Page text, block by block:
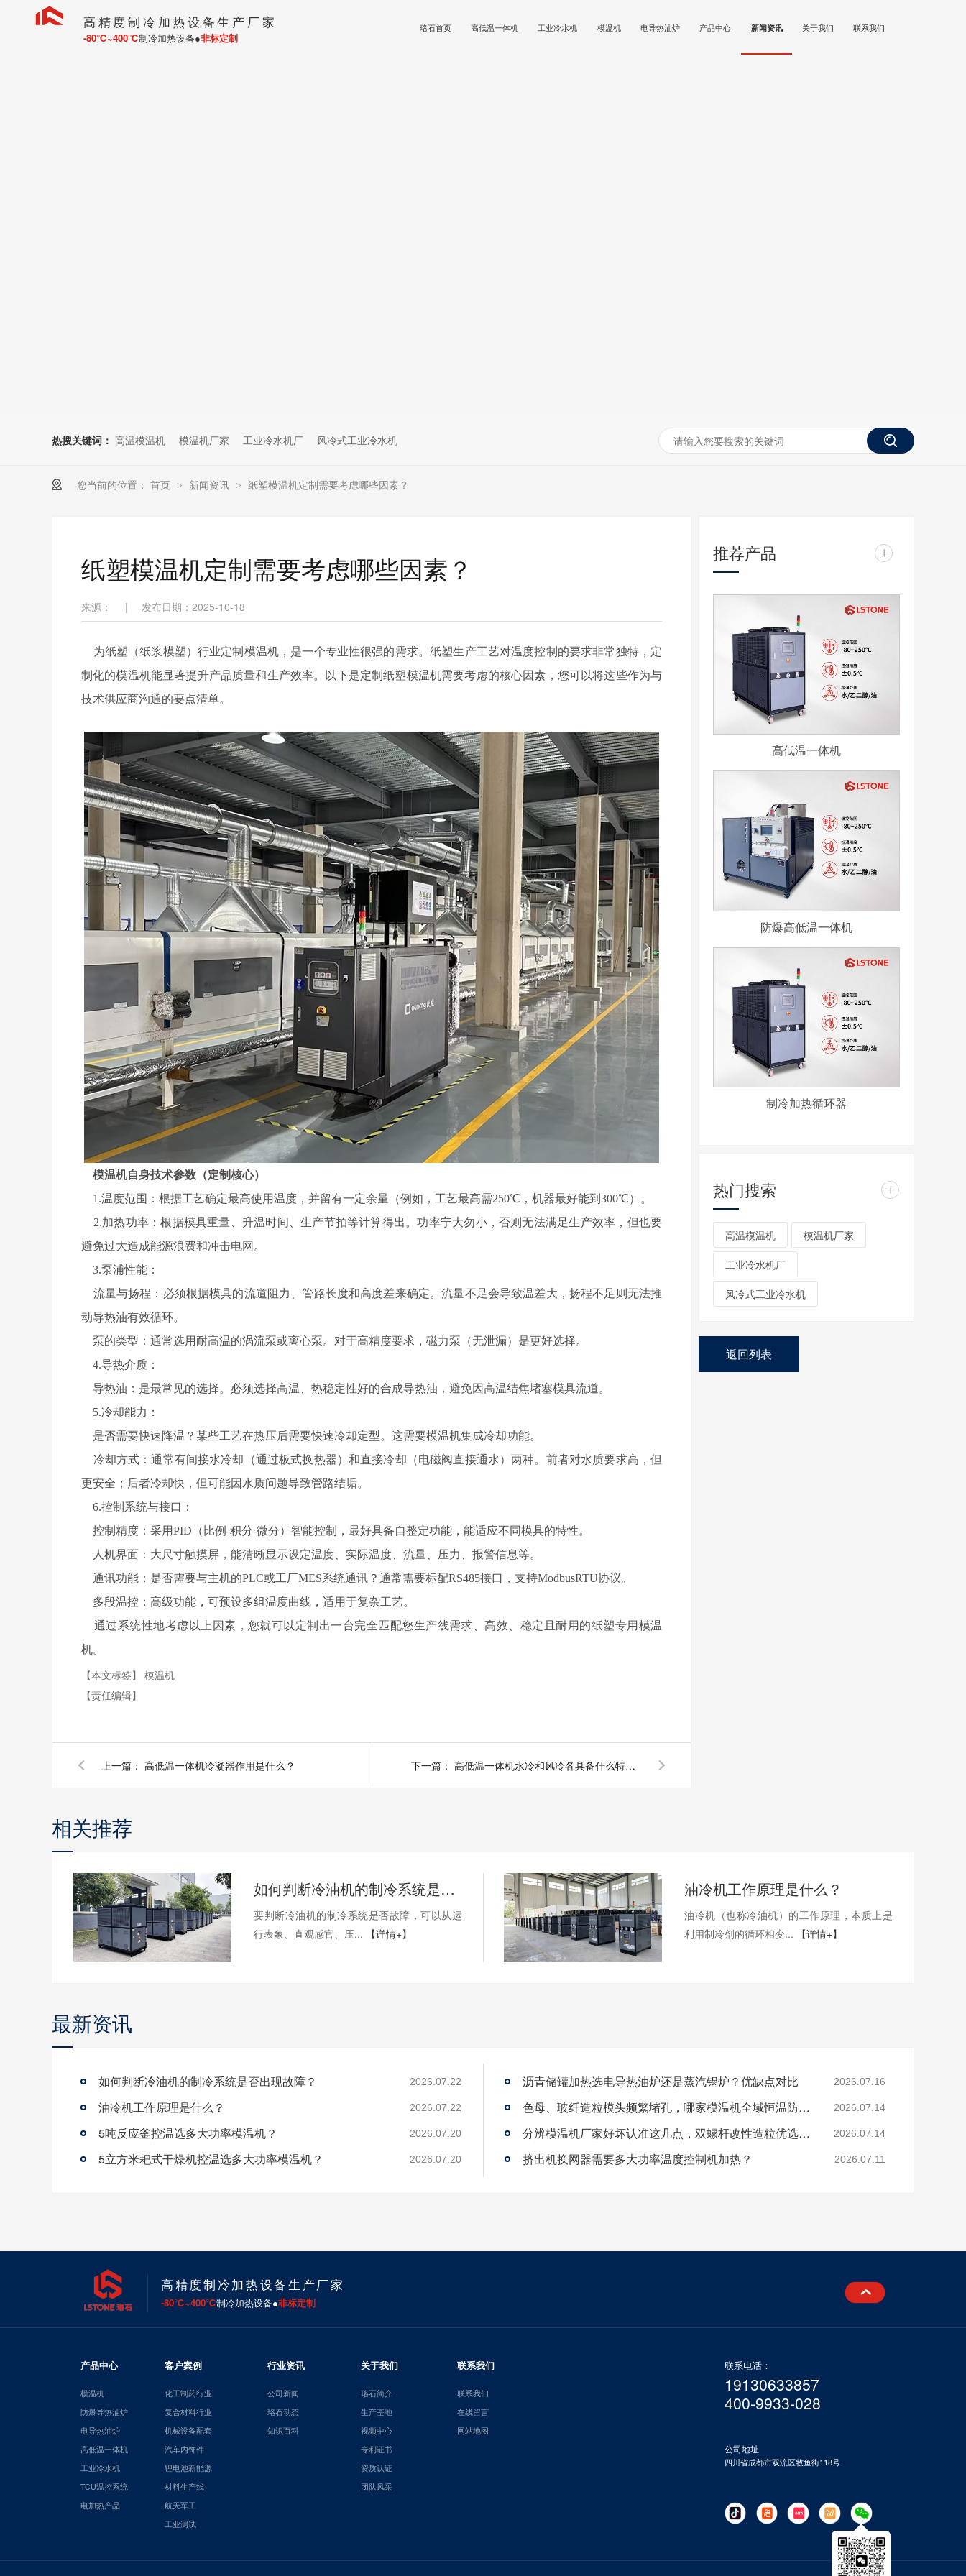
高精度制冷加热设备生产厂家
-80℃~400℃制冷加热设备●非标定制
珞石首页 高低温一体机 工业冷水机 模温机 电导热油炉 产品中心 新闻资讯 关于我们 联系我们
热搜关键词： 高温模温机 模温机厂家 工业冷水机厂 风冷式工业冷水机
您当前的位置： 首页 > 新闻资讯 > 纸塑模温机定制需要考虑哪些因素？
纸塑模温机定制需要考虑哪些因素？
来源： | 发布日期：2025-10-18
为纸塑（纸浆模塑）行业定制模温机，是一个专业性很强的需求。纸塑生产工艺对温度控制的要求非常独特，定
制化的模温机能显著提升产品质量和生产效率。以下是定制纸塑模温机需要考虑的核心因素，您可以将这些作为与
技术供应商沟通的要点清单。
模温机自身技术参数（定制核心）
1.温度范围：根据工艺确定最高使用温度，并留有一定余量（例如，工艺最高需250℃，机器最好能到300℃）。
2.加热功率：根据模具重量、升温时间、生产节拍等计算得出。功率宁大勿小，否则无法满足生产效率，但也要
避免过大造成能源浪费和冲击电网。
3.泵浦性能：
流量与扬程：必须根据模具的流道阻力、管路长度和高度差来确定。流量不足会导致温差大，扬程不足则无法推
动导热油有效循环。
泵的类型：通常选用耐高温的涡流泵或离心泵。对于高精度要求，磁力泵（无泄漏）是更好选择。
4.导热介质：
导热油：是最常见的选择。必须选择高温、热稳定性好的合成导热油，避免因高温结焦堵塞模具流道。
5.冷却能力：
是否需要快速降温？某些工艺在热压后需要快速冷却定型。这需要模温机集成冷却功能。
冷却方式：通常有间接水冷却（通过板式换热器）和直接冷却（电磁阀直接通水）两种。前者对水质要求高，但
更安全；后者冷却快，但可能因水质问题导致管路结垢。
6.控制系统与接口：
控制精度：采用PID（比例-积分-微分）智能控制，最好具备自整定功能，能适应不同模具的特性。
人机界面：大尺寸触摸屏，能清晰显示设定温度、实际温度、流量、压力、报警信息等。
通讯功能：是否需要与主机的PLC或工厂MES系统通讯？通常需要标配RS485接口，支持ModbusRTU协议。
多段温控：高级功能，可预设多组温度曲线，适用于复杂工艺。
通过系统性地考虑以上因素，您就可以定制出一台完全匹配您生产线需求、高效、稳定且耐用的纸塑专用模温
机。
【本文标签】 模温机
【责任编辑】
上一篇： 高低温一体机冷凝器作用是什么？ 下一篇： 高低温一体机水冷和风冷各具备什么特点？
推荐产品 +
高低温一体机
防爆高低温一体机
制冷加热循环器
热门搜索 +
高温模温机 模温机厂家
工业冷水机厂
风冷式工业冷水机
返回列表
相关推荐
如何判断冷油机的制冷系统是否出现故障？
要判断冷油机的制冷系统是否故障，可以从运
行表象、直观感官、压...
【详情+】
油冷机工作原理是什么？
油冷机（也称冷油机）的工作原理，本质上是
利用制冷剂的循环相变...
【详情+】
最新资讯
如何判断冷油机的制冷系统是否出现故障？ 2026.07.22
油冷机工作原理是什么？ 2026.07.22
5吨反应釜控温选多大功率模温机？ 2026.07.20
5立方米耙式干燥机控温选多大功率模温机？ 2026.07.20
沥青储罐加热选电导热油炉还是蒸汽锅炉？优缺点对比 2026.07.16
色母、玻纤造粒模头频繁堵孔，哪家模温机全域恒温防积碳？ 2026.07.14
分辨模温机厂家好坏认准这几点，双螺杆改性造粒优选珞石机械 2026.07.14
挤出机换网器需要多大功率温度控制机加热？ 2026.07.11
高精度制冷加热设备生产厂家
-80℃~400℃制冷加热设备●非标定制
产品中心
模温机
防爆导热油炉
电导热油炉
高低温一体机
工业冷水机
TCU温控系统
电加热产品
客户案例
化工制药行业
复合材料行业
机械设备配套
汽车内饰件
锂电池新能源
材料生产线
航天军工
工业测试
行业资讯
公司新闻
珞石动态
知识百科
关于我们
珞石简介
生产基地
视频中心
专利证书
资质认证
团队风采
联系我们
联系我们
在线留言
网站地图
联系电话：
19130633857
400-9933-028
公司地址
四川省成都市双流区牧鱼街118号